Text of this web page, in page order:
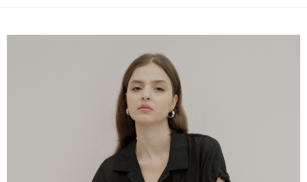
每筆NT$60，滿NT$2,000(含以上)免運費
每筆NT$80，滿NT$2,000(含以上)免運費